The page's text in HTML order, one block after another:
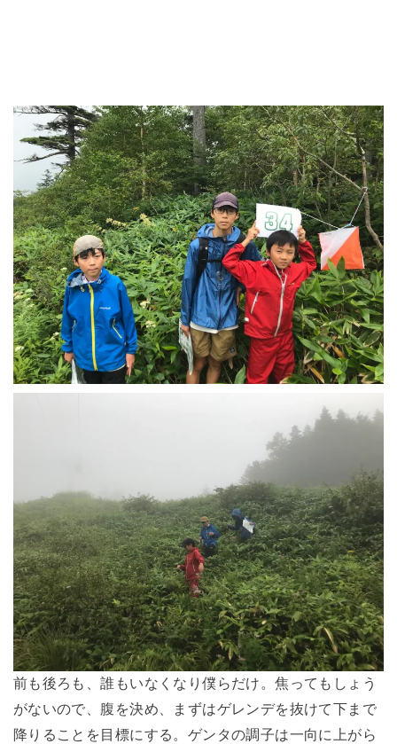
前も後ろも、誰もいなくなり僕らだけ。焦ってもしょう
がないので、腹を決め、まずはゲレンデを抜けて下まで
降りることを目標にする。ゲンタの調子は一向に上がら